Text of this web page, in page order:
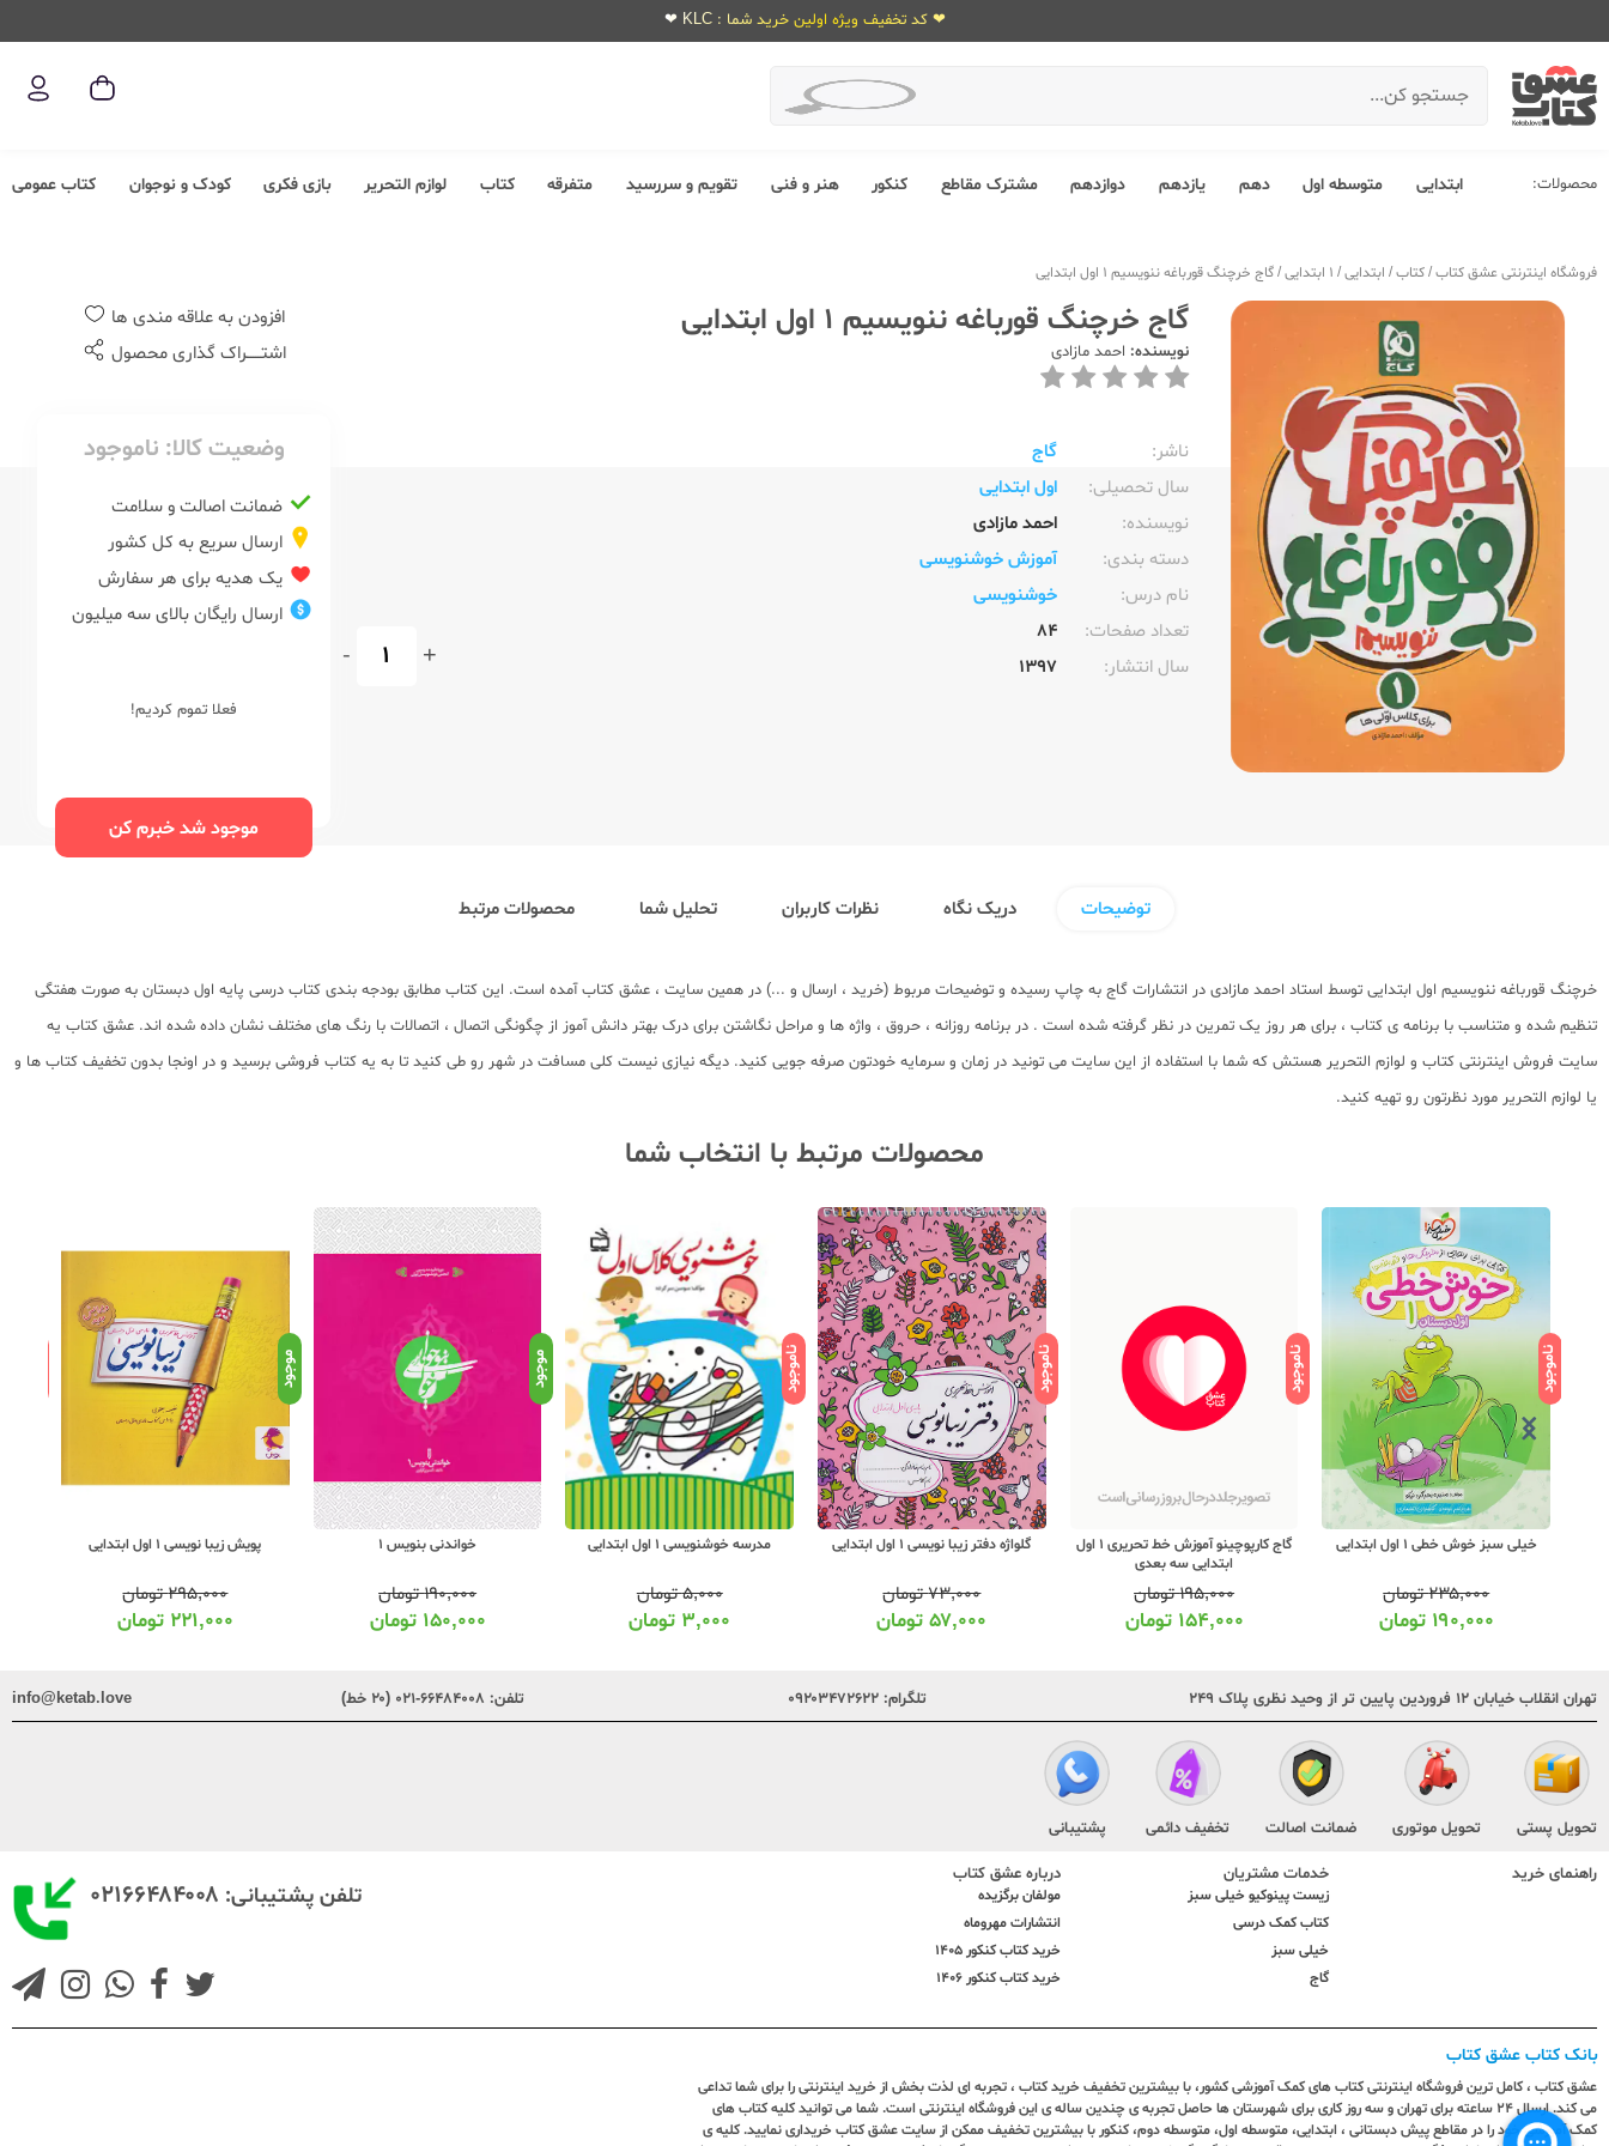
❤ کد تخفیف ویژه اولین خرید شما : KLC ❤
محصولات: ابتدایی متوسطه اول دهم یازدهم دوازدهم مشترک مقاطع کنکور هنر و فنی تقویم و سررسید متفرقه کتاب لوازم التحریر بازی فکری کودک و نوجوان کتاب عمومی
فروشگاه اینترنتی عشق کتاب/کتاب/ ابتدایی/ 1 ابتدایی /گاج خرچنگ قورباغه ننویسیم 1 اول ابتدایی
گاج خرچنگ قورباغه ننویسیم 1 اول ابتدایی
نویسنده: احمد مازادی
ناشر:‌
گاج
سال تحصیلی:‌
اول ابتدایی
نویسنده:‌
احمد مازادی
دسته بندی:
آموزش خوشنویسی
نام درس:
خوشنویسی
تعداد صفحات:‌
84
سال انتشار:‌
1397
+
-
افزودن به علاقه مندی ها
اشتــــــراک گذاری محصول
وضعیت کالا: ناموجود
ضمانت اصالت و سلامت
ارسال سریع به کل کشور
یک هدیه برای هر سفارش
ارسال رایگان بالای سه میلیون
فعلا تموم کردیم!
موجود شد خبرم کن
توضیحات دریک نگاه نظرات کاربران تحلیل شما محصولات مرتبط
خرچنگ قورباغه ننویسیم اول ابتدایی توسط استاد احمد مازادی در انتشارات گاج به چاپ رسیده و توضیحات مربوط (خرید ، ارسال و ...) در همین سایت ، عشق کتاب آمده است. این کتاب مطابق بودجه بندی کتاب درسی پایه اول دبستان به صورت هفتگی
تنظیم شده و متناسب با برنامه ی کتاب ، برای هر روز یک تمرین در نظر گرفته شده است . در برنامه روزانه ، حروق ، واژه ها و مراحل نگاشتن برای درک بهتر دانش آموز از چگونگی اتصال ، اتصالات با رنگ های مختلف نشان داده شده اند. عشق کتاب یه
سایت فروش اینترنتی کتاب و لوازم التحریر هستش که شما با استفاده از این سایت می تونید در زمان و سرمایه خودتون صرفه جویی کنید. دیگه نیازی نیست کلی مسافت در شهر رو طی کنید تا به یه کتاب فروشی برسید و در اونجا بدون تخفیف کتاب ها و
یا لوازم التحریر مورد نظرتون رو تهیه کنید.
محصولات مرتبط با انتخاب شما
ناموجود
خیلی سبز خوش خطی 1 اول ابتدایی
۲۳۵,۰۰۰تومان
۱۹۰,۰۰۰ تومان
ناموجود
گاج کارپوچینو آموزش خط تحریری 1 اول
ابتدایی سه بعدی
۱۹۵,۰۰۰تومان
۱۵۴,۰۰۰ تومان
ناموجود
گلواژه دفتر زیبا نویسی 1 اول ابتدایی
۷۳,۰۰۰تومان
۵۷,۰۰۰تومان
ناموجود
مدرسه خوشنویسی 1 اول ابتدایی
۵,۰۰۰تومان
۳,۰۰۰ تومان
موجود
خواندنی بنویس 1
۱۹۰,۰۰۰تومان
۱۵۰,۰۰۰ تومان
موجود
پویش زیبا نویسی 1 اول ابتدایی
۲۹۵,۰۰۰تومان
۲۲۱,۰۰۰ تومان
تهران انقلاب خیابان ۱۲ فروردین پایین تر از وحید نظری پلاک ۲۴۹ تلگرام: ۰۹۲۰۳۴۷۲۶۲۲ تلفن: ۶۶۴۸۴۰۰۸-۰۲۱ (۲۰ خط) info@ketab.love
تحویل پستی تحویل موتوری ضمانت اصالت تخفیف دائمی پشتیبانی
راهنمای خرید خدمات مشتریان
زیست پینوکیو خیلی سبز
کتاب کمک درسی
خیلی سبز
گاج
درباره عشق کتاب
مولفان برگزیده
انتشارات مهروماه
خرید کتاب کنکور 1405
خرید کتاب کنکور 1406
تلفن پشتیبانی: ۰۲۱۶۶۴۸۴۰۰۸
بانک کتاب عشق کتاب
عشق کتاب ، کامل ترین فروشگاه اینترنتی کتاب های کمک آموزشی کشور، با بیشترین تخفیف خرید کتاب ، تجربه ای لذت بخش از خرید اینترنتی را برای شما تداعی
می کند. ارسال ٢٤ ساعته برای تهران و سه روز کاری برای شهرستان ها حاصل تجربه ی چندین ساله ی این فروشگاه اینترنتی است. شما می توانید کلیه کتاب های
کمک آموزشی خود را در مقاطع پیش دبستانی ، ابتدایی، متوسطه اول، متوسطه دوم، کنکور با بیشترین تخفیف ممکن از سایت عشق کتاب خریداری نمایید. کلیه ی